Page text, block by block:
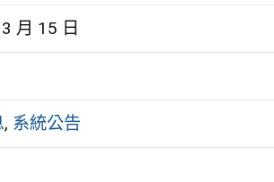
月 15 日
, 系統公告